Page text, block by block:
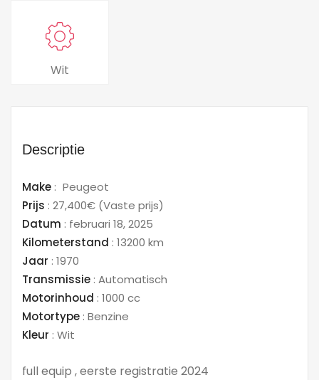
Wit
Descriptie
Make : Peugeot
Prijs : 27,400€ (Vaste prijs)
Datum : februari 18, 2025
Kilometerstand : 13200 km
Jaar : 1970
Transmissie : Automatisch
Motorinhoud : 1000 cc
Motortype : Benzine
Kleur : Wit
full equip , eerste registratie 2024